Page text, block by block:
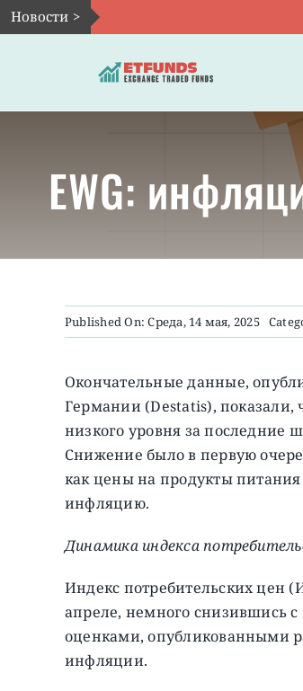
Skip
to
Новости >
EWG:
Published On: Среда, 14 мая, 2025
Окончательные данные,
Германии (Destatis), показали,
низкого уровня за последние
Снижение было в первую
как цены на продукты
инфляцию.
Динамика индекса
Индекс потребительских цен
апреле, немного снизившись
оценками, опубликованными
инфляции.